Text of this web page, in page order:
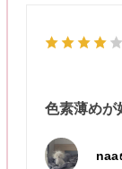
色素薄めが